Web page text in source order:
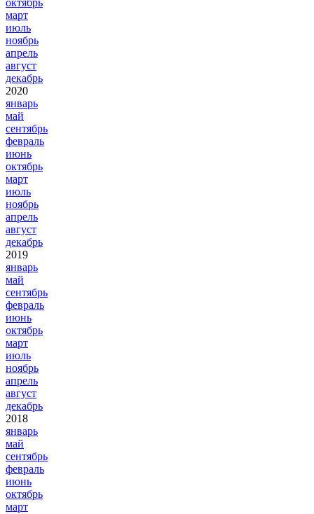
октябрь
март
июль
ноябрь
апрель
август
декабрь
2020
январь
май
сентябрь
февраль
июнь
октябрь
март
июль
ноябрь
апрель
август
декабрь
2019
январь
май
сентябрь
февраль
июнь
октябрь
март
июль
ноябрь
апрель
август
декабрь
2018
январь
май
сентябрь
февраль
июнь
октябрь
март